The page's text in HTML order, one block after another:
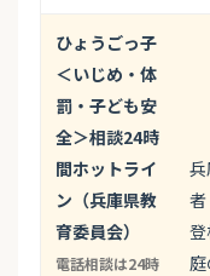
ひょうごっ子
＜いじめ・体
罰・子ども安
全＞相談24時
間ホットライ
ン（兵庫県教
育委員会）
電話相談は24時